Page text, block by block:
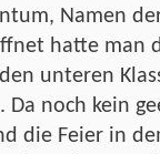
Namen
hatte man
unteren
Da noch kein
die Feier in